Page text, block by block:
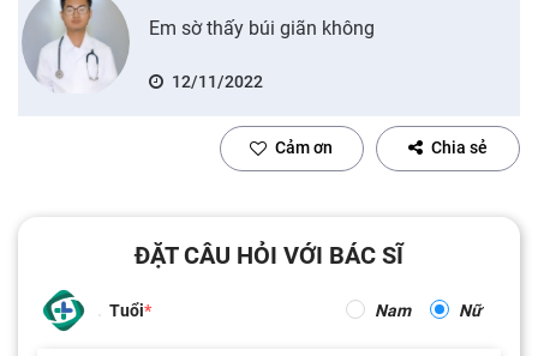
Em sờ thấy búi giãn không
12/11/2022
Cảm ơn Chia sẻ
ĐẶT CÂU HỎI VỚI BÁC SĨ
Tuổi Nam Nữ